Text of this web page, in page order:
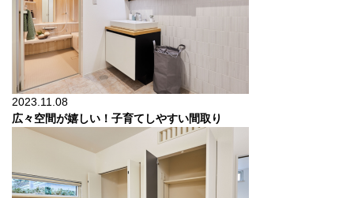
2023.11.08
広々空間が嬉しい！子育てしやすい間取り